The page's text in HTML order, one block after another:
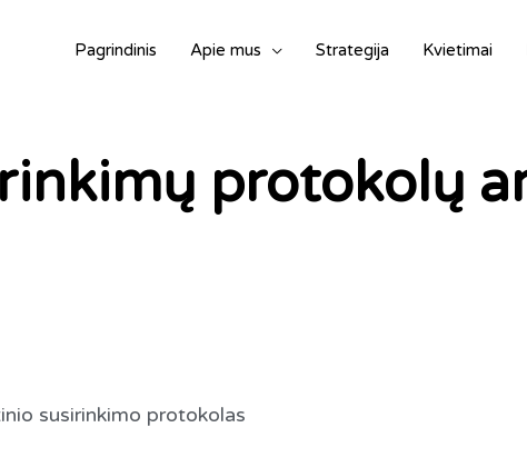
Pagrindinis Apie mus Strategija Kvietimai
protokolų
susirinkimo protokolas